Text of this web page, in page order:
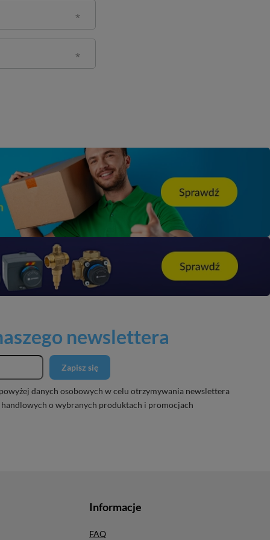
newslettera
Zapisz się
danych osobowych w celu otrzymywania newslettera
o wybranych produktach i promocjach
Informacje
FAQ